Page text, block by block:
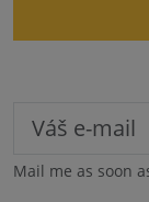
Mail me as soon